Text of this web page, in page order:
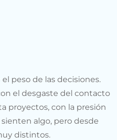
peso de las decisiones.
el desgaste del contacto
proyectos, con la presión
algo, pero desde
distintos.